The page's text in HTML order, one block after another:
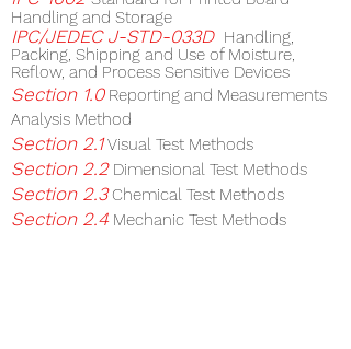
Handling and Storage
IPC/JEDEC J-STD-033D Handling,
Packing, Shipping and Use of Moisture,
Reflow, and Process Sensitive Devices
Section 1.0 Reporting and Measurements
Analysis Method
Section 2.1 Visual Test Methods
Section 2.2 Dimensional Test Methods
Section 2.3 Chemical Test Methods
Section 2.4 Mechanic Test Methods